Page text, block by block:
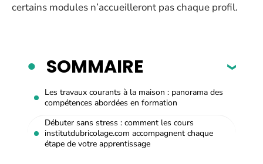
certains modules n’accueilleront pas chaque profil.
SOMMAIRE
Les travaux courants à la maison : panorama des
compétences abordées en formation
Débuter sans stress : comment les cours
institutdubricolage.com accompagnent chaque
étape de votre apprentissage